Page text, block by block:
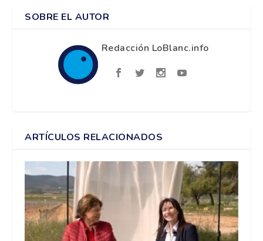
SOBRE EL AUTOR
Redacción LoBlanc.info
ARTÍCULOS RELACIONADOS